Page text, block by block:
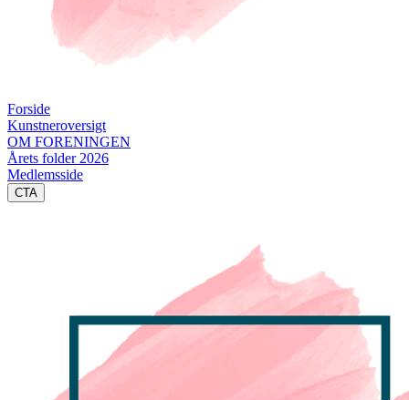
Forside
Kunstneroversigt
OM FORENINGEN
Årets folder 2026
Medlemsside
CTA